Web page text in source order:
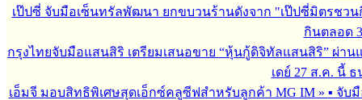
เป๊ปซี่ จับมือเซ็นทรัลพัฒนา ยกขบวนร้านดังจาก "เป๊ปซี่มิตรชว
กินตลอด
กรุงไทยจับมือแสนสิริ เตรียมเสนอขาย “หุ้นกู้ดิจิทัลแสนสิริ” ผ่าน
เดย์ 27 ส.ค. นี้
เอ็มจี มอบสิทธิพิเศษสุดเอ็กซ์คลูซีฟสำหรับลูกค้า MG IM» ▪︎ จับ